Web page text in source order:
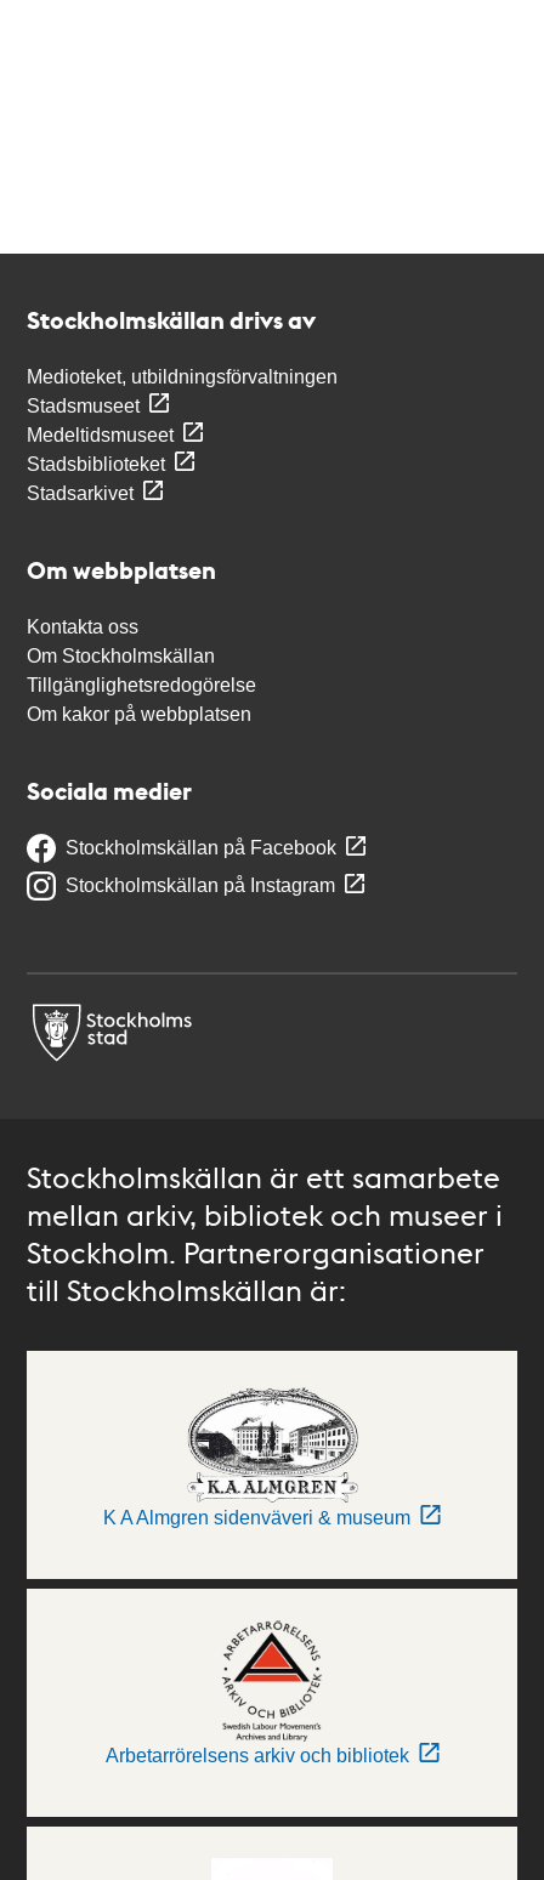
Stockholmskällan drivs av
Medioteket, utbildningsförvaltningen
Stadsmuseet
Medeltidsmuseet
Stadsbiblioteket
Stadsarkivet
Om webbplatsen
Kontakta oss
Om Stockholmskällan
Tillgänglighetsredogörelse
Om kakor på webbplatsen
Sociala medier
Stockholmskällan på Facebook
Stockholmskällan på Instagram
Stockholmskällan är ett samarbete
mellan arkiv, bibliotek och museer i
Stockholm. Partnerorganisationer
till Stockholmskällan är:
K A Almgren sidenväveri & museum
Arbetarrörelsens arkiv och bibliotek